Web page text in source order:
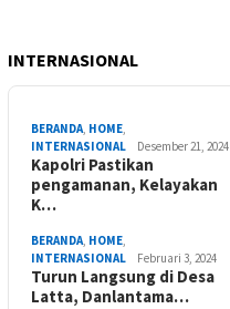
INTERNASIONAL
BERANDA, HOME,
INTERNASIONAL
Desember 21, 2024
Kapolri Pastikan
pengamanan, Kelayakan
K…
BERANDA, HOME,
INTERNASIONAL
Februari 3, 2024
Turun Langsung di Desa
Latta, Danlantama…